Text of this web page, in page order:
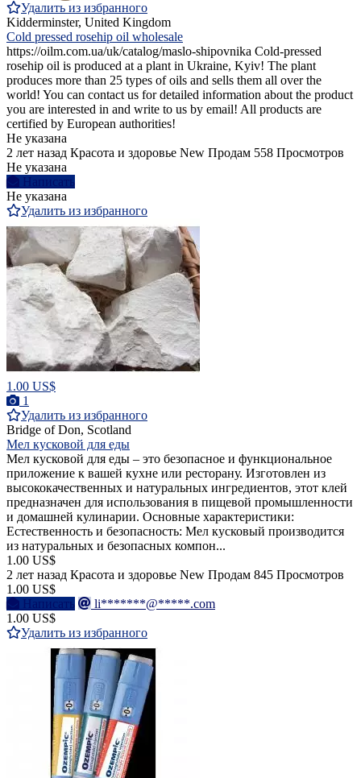
Удалить из избранного
Kidderminster, United Kingdom
Cold pressed rosehip oil wholesale
https://oilm.com.ua/uk/catalog/maslo-shipovnika Cold-pressed
rosehip oil is produced at a plant in Ukraine, Kyiv! The plant
produces more than 25 types of oils and sells them all over the
world! You can contact us for detailed information about the product
you are interested in and write to us by email! All products are
certified by European authorities!
Не указана
2 лет назад Красота и здоровье New Продам 558 Просмотров
Не указана
Написать
Не указана
Удалить из избранного
1.00 US$
1
Удалить из избранного
Bridge of Don, Scotland
Мел кусковой для еды
Мел кусковой для еды – это безопасное и функциональное
приложение к вашей кухне или ресторану. Изготовлен из
высококачественных и натуральных ингредиентов, этот клей
предназначен для использования в пищевой промышленности
и домашней кулинарии. Основные характеристики:
Естественность и безопасность: Мел кусковый производится
из натуральных и безопасных компон...
1.00 US$
2 лет назад Красота и здоровье New Продам 845 Просмотров
1.00 US$
Написать
li*******@*****.com
1.00 US$
Удалить из избранного